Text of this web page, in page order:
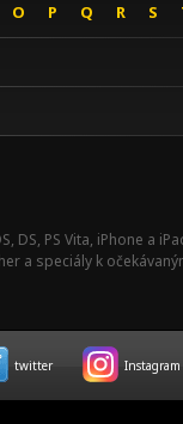
O P Q R S
DS, PS Vita, iPhone a
a speciály k
twitter Instagram